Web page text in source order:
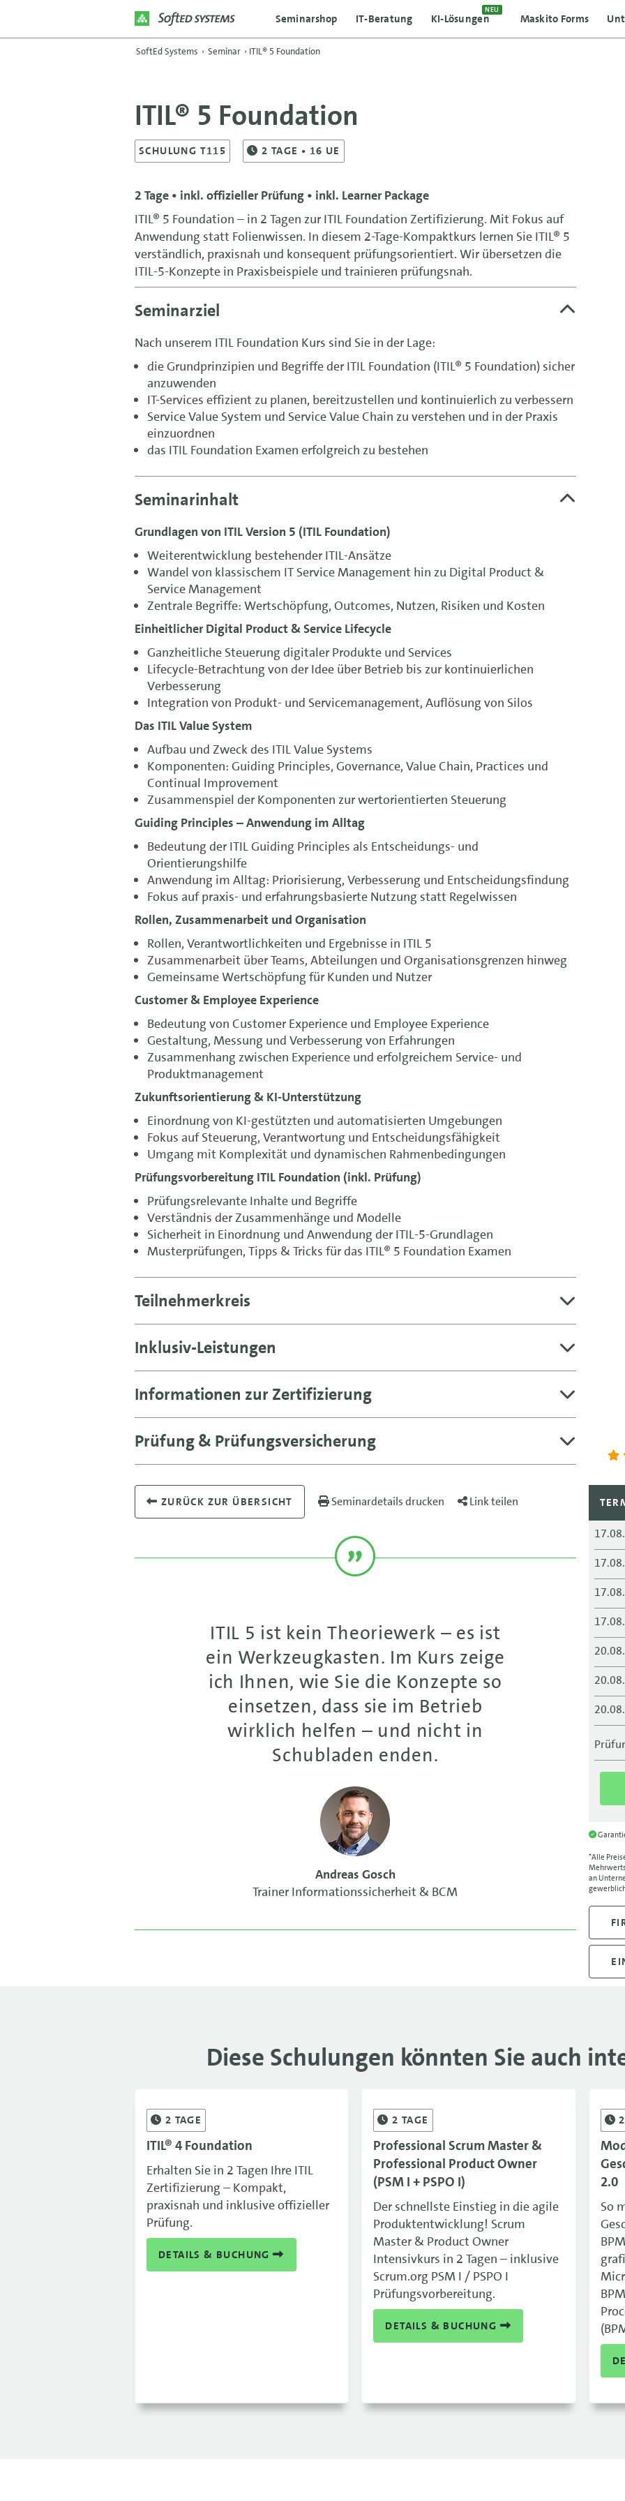
Seminarshop IT-Beratung KI-Lösungen
NEU
Maskito Forms
SoftEd Systems › Seminar › ITIL® 5 Foundation
ITIL® 5 Foundation
SCHULUNG T115 2 TAGE • 16 UE
2 Tage • inkl. offizieller Prüfung • inkl. Learner Package
ITIL® 5 Foundation – in 2 Tagen zur ITIL Foundation Zertifizierung. Mit Fokus auf
Anwendung statt Folienwissen. In diesem 2-Tage-Kompaktkurs lernen Sie ITIL® 5
verständlich, praxisnah und konsequent prüfungsorientiert. Wir übersetzen die
ITIL-5-Konzepte in Praxisbeispiele und trainieren prüfungsnah.
Seminarziel
Nach unserem ITIL Foundation Kurs sind Sie in der Lage:
die Grundprinzipien und Begriffe der ITIL Foundation (ITIL® 5 Foundation) sicher
anzuwenden
IT-Services effizient zu planen, bereitzustellen und kontinuierlich zu verbessern
Service Value System und Service Value Chain zu verstehen und in der Praxis
einzuordnen
das ITIL Foundation Examen erfolgreich zu bestehen
Seminarinhalt
Grundlagen von ITIL Version 5 (ITIL Foundation)
Weiterentwicklung bestehender ITIL-Ansätze
Wandel von klassischem IT Service Management hin zu Digital Product &
Service Management
Zentrale Begriffe: Wertschöpfung, Outcomes, Nutzen, Risiken und Kosten
Einheitlicher Digital Product & Service Lifecycle
Ganzheitliche Steuerung digitaler Produkte und Services
Lifecycle-Betrachtung von der Idee über Betrieb bis zur kontinuierlichen
Verbesserung
Integration von Produkt- und Servicemanagement, Auflösung von Silos
Das ITIL Value System
Aufbau und Zweck des ITIL Value Systems
Komponenten: Guiding Principles, Governance, Value Chain, Practices und
Continual Improvement
Zusammenspiel der Komponenten zur wertorientierten Steuerung
Guiding Principles – Anwendung im Alltag
Bedeutung der ITIL Guiding Principles als Entscheidungs- und
Orientierungshilfe
Anwendung im Alltag: Priorisierung, Verbesserung und Entscheidungsfindung
Fokus auf praxis- und erfahrungsbasierte Nutzung statt Regelwissen
Rollen, Zusammenarbeit und Organisation
Rollen, Verantwortlichkeiten und Ergebnisse in ITIL 5
Zusammenarbeit über Teams, Abteilungen und Organisationsgrenzen hinweg
Gemeinsame Wertschöpfung für Kunden und Nutzer
Customer & Employee Experience
Bedeutung von Customer Experience und Employee Experience
Gestaltung, Messung und Verbesserung von Erfahrungen
Zusammenhang zwischen Experience und erfolgreichem Service- und
Produktmanagement
Zukunftsorientierung & KI-Unterstützung
Einordnung von KI-gestützten und automatisierten Umgebungen
Fokus auf Steuerung, Verantwortung und Entscheidungsfähigkeit
Umgang mit Komplexität und dynamischen Rahmenbedingungen
Prüfungsvorbereitung ITIL Foundation (inkl. Prüfung)
Prüfungsrelevante Inhalte und Begriffe
Verständnis der Zusammenhänge und Modelle
Sicherheit in Einordnung und Anwendung der ITIL-5-Grundlagen
Musterprüfungen, Tipps & Tricks für das ITIL® 5 Foundation Examen
Teilnehmerkreis
Inklusiv-Leistungen
Informationen zur Zertifizierung
Prüfung & Prüfungsversicherung
ZURÜCK ZUR ÜBERSICHT Seminardetails drucken Link teilen
ITIL 5 ist kein Theoriewerk – es ist
ein Werkzeugkasten. Im Kurs zeige
ich Ihnen, wie Sie die Konzepte so
einsetzen, dass sie im Betrieb
wirklich helfen – und nicht in
Schubladen enden.
Andreas Gosch
Trainer Informationssicherheit & BCM
*Alle
an
Diese Schulungen könnten Sie auch
2 TAGE
ITIL® 4 Foundation
Erhalten Sie in 2 Tagen Ihre ITIL
Zertifizierung – Kompakt,
praxisnah und inklusive offizieller
Prüfung.
DETAILS & BUCHUNG
2 TAGE
Professional Scrum Master &
Professional Product Owner
(PSM I + PSPO I)
Der schnellste Einstieg in die agile
Produktentwicklung! Scrum
Master & Product Owner
Intensivkurs in 2 Tagen – inklusive
Scrum.org PSM I / PSPO I
Prüfungsvorbereitung.
DETAILS & BUCHUNG
2.0
So